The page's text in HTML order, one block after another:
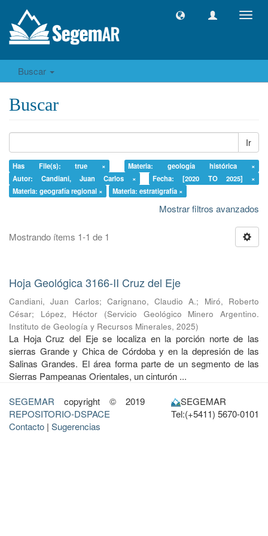
Buscar
Buscar
Ir
Has File(s): true ×
Materia: geología histórica ×
Autor: Candiani, Juan Carlos ×
Fecha: [2020 TO 2025] ×
Materia: geografía regional ×
Materia: estratigrafía ×
Mostrar filtros avanzados
Mostrando ítems 1-1 de 1
Hoja Geológica 3166-II Cruz del Eje
Candiani, Juan Carlos; Carignano, Claudio A.; Miró, Roberto
César; López, Héctor (Servicio Geológico Minero Argentino.
Instituto de Geología y Recursos Minerales, 2025)
La Hoja Cruz del Eje se localiza en la porción norte de las
sierras Grande y Chica de Córdoba y en la depresión de las
Salinas Grandes. El área forma parte de un segmento de las
Sierras Pampeanas Orientales, un cinturón ...
SEGEMAR copyright © 2019
REPOSITORIO-DSPACE
Contacto | Sugerencias
SEGEMAR
Tel:(+5411) 5670-0101